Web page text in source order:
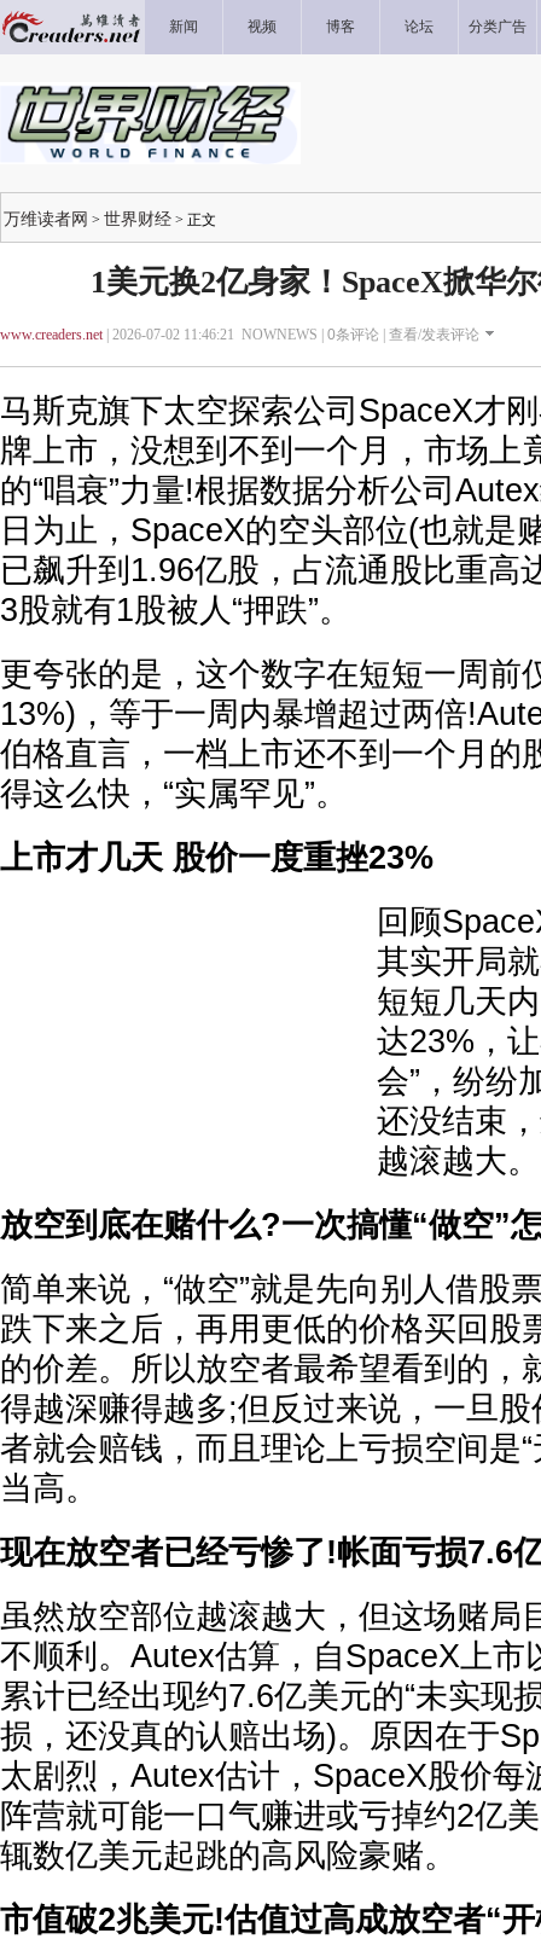
新闻 视频 博客 论坛 分类广告
万维读者网 > 世界财经 > 正文
1美元换2亿身家！SpaceX掀华
www.creaders.net| 2026-07-02 11:46:21 NOWNEWS | 0条评论 | 查看/发表评论
马斯克旗下太空探索公司SpaceX才
牌上市，没想到不到一个月，市场上
的“唱衰”力量!根据数据分析公司
日为止，SpaceX的空头部位(也就是
已飙升到1.96亿股，占流通股比重高
3股就有1股被人“押跌”。
更夸张的是，这个数字在短短一周前
13%)，等于一周内暴增超过两倍
伯格直言，一档上市还不到一个月的
得这么快，“实属罕见”。
上市才几天 股价一度重挫23%
回顾
其实开局
短短几天
达23%，
会”，纷纷
还没结束
越滚越大。
放空到底在赌什么?一次搞懂“做空”
简单来说，“做空”就是先向别人借股
跌下来之后，再用更低的价格买回股
的价差。所以放空者最希望看到的，
得越深赚得越多;但反过来说，一旦
者就会赔钱，而且理论上亏损空间是
当高。
现在放空者已经亏惨了!帐面亏损7.6
虽然放空部位越滚越大，但这场赌局
不顺利。Autex估算，自SpaceX上市
累计已经出现约7.6亿美元的“未实现
损，还没真的认赔出场)。原因在于
太剧烈，Autex估计，SpaceX股价每
阵营就可能一口气赚进或亏掉约2亿
辄数亿美元起跳的高风险豪赌。
市值破2兆美元!估值过高成放空者“